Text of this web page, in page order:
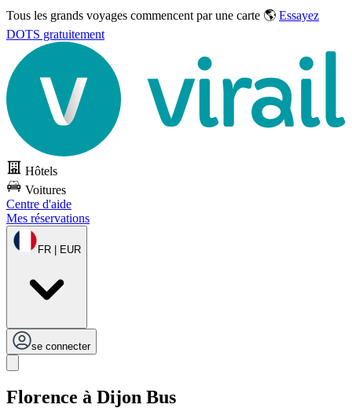
Tous les grands voyages commencent par une carte 🌎 Essayez
DOTS gratuitement
Hôtels
Voitures
Centre d'aide
Mes réservations
FR | EUR
se connecter
Florence à Dijon Bus